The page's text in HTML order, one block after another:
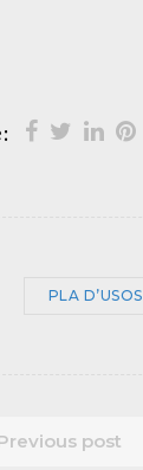
PLA D’USOS
post